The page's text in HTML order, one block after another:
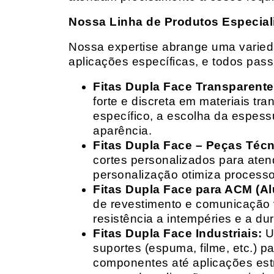
Nossa Linha de Produtos
Nossa expertise abrange uma
aplicações específicas, e todos
Fitas Dupla Face
forte e discreta em materiais
específico, a escolha da
aparência.
Fitas Dupla Face – Peças
cortes personalizados para
personalização otimiza
Fitas Dupla Face para ACM
de revestimento e
resistência a intempéries e a
Fitas Dupla Face Industriais:
suportes (espuma, filme, etc.)
componentes até aplicações